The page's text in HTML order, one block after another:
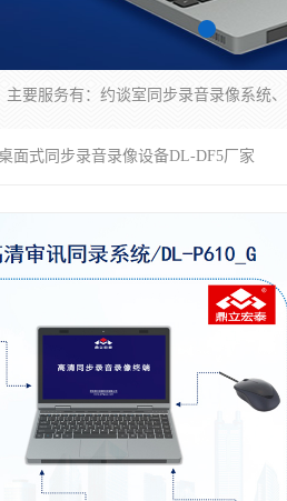
面式同步录音录像设备DL-DF5厂家